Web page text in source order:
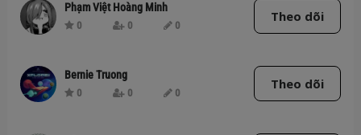
Phạm Việt Hoàng Minh
0 0 0
Theo dõi
Bernie Truong
0 0 0
Theo dõi